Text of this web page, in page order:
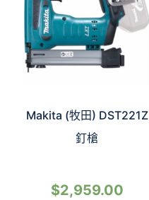
Makita (牧田) DST221Z
釘槍
$2,959.00